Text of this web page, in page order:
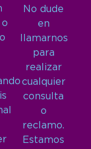
No dude
en
llamarnos
para
realizar
cualquier
consulta
o
reclamo.
Estamos